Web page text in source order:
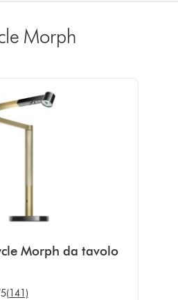
Morph
Morph da tavolo
141 recensioni
(141)